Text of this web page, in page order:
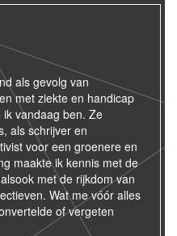
als gevolg van
met ziekte en handicap
vandaag ben. Ze
als schrijver en
voor een groenere en
maakte ik kennis met de
met de rijkdom van
Wat me vóór alles
of vergeten